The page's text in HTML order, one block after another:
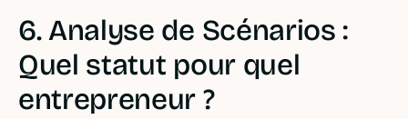
6. Analyse de Scénarios :
Quel statut pour quel
entrepreneur ?